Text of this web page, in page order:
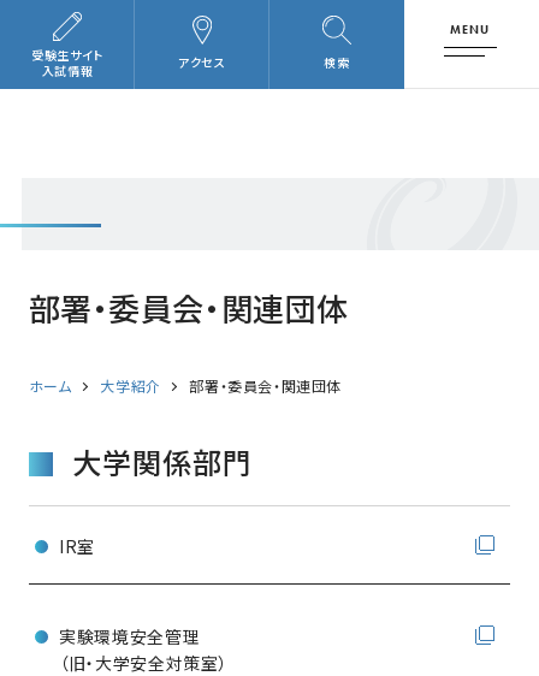
検索
アクセス
受験生サイト
入試情報
MENU
部署・委員会・関連団体
ホーム 大学紹介 部署・委員会・関連団体
大学関係部門
IR室
実験環境安全管理
（旧・大学安全対策室）